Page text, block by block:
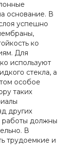
основание. В
успешно
ко
Для
используют
стекла, а
особое
таких
других
должны
В
трудоемкие и